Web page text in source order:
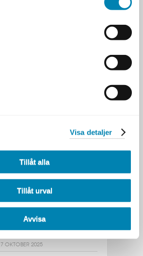
Visa detaljer
Tillåt alla
Tillåt urval
Avvisa
16 FEBRUARI 2026
Verksamhetsutvecklarens
verktyg: Tjänstedesign - vad
är det?
26 JANUARI 2026
7 OKTOBER 2025